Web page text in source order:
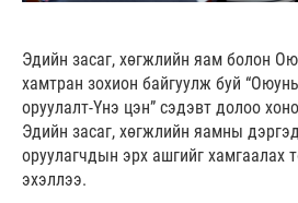
Эдийн засаг, хөгжлийн яам болон
хамтран зохион байгуулж буй
оруулалт-Үнэ цэн” сэдэвт долоо
Эдийн засаг, хөгжлийн яамны
оруулагчдын эрх ашгийг хамгаалах
эхэллээ.